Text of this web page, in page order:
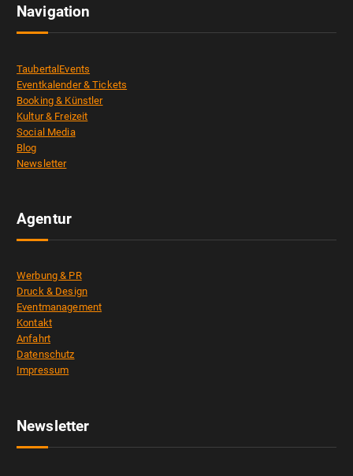
Navigation
TaubertalEvents
Eventkalender & Tickets
Booking & Künstler
Kultur & Freizeit
Social Media
Blog
Newsletter
Agentur
Werbung & PR
Druck & Design
Eventmanagement
Kontakt
Anfahrt
Datenschutz
Impressum
Newsletter